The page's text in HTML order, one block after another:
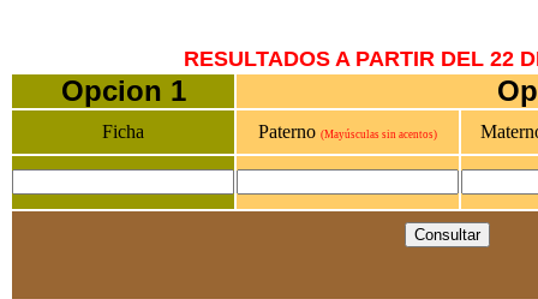
RESULTADOS A PARTIR DEL 22
Opcion 1
Ficha Paterno (Mayúsculas sin acentos)